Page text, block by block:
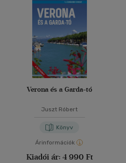
Verona és a Garda-tó
Juszt Róbert
Könyv
Árinformációk
Kiadói ár: 4 990 Ft